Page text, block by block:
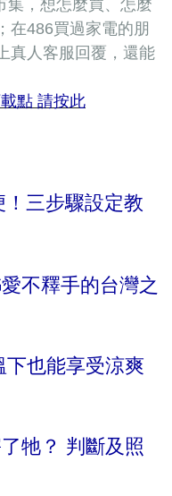
集，想怎麼買、怎麼
在486買過家電的朋
真人客服回覆，還能
點 請按此
三步驟設定教
不釋手的台灣之
下也能享受涼爽
牠？ 判斷及照